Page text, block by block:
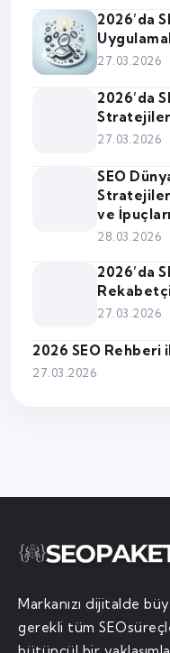
2026’da
27.03.2026
2026’da
Stratejiler
27.03.2026
SEO
ve İpuçları
28.03.2026
2026’da
27.03.2026
2026 SEO Rehberi
27.03.2026
Markanızı dijitalde
gerekli tüm